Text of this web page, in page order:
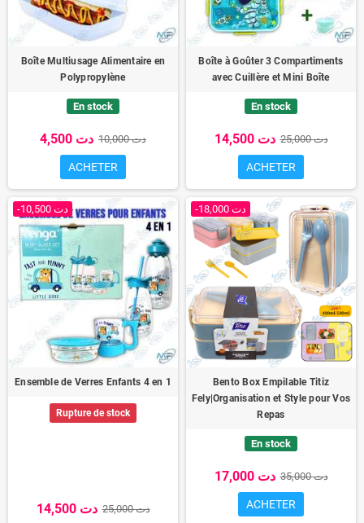
Boîte Multiusage Alimentaire en
Polypropylène
En stock
4,500 دت 10,000 دت
ACHETER
Boîte à Goûter 3 Compartiments
avec Cuillère et Mini Boîte
En stock
14,500 دت 25,000 دت
ACHETER
-10,500 دت
Ensemble de Verres Enfants 4 en 1
Rupture de stock
14,500 دت 25,000 دت
-18,000 دت
Bento Box Empilable Titiz
Fely|Organisation et Style pour Vos
Repas
En stock
17,000 دت 35,000 دت
ACHETER